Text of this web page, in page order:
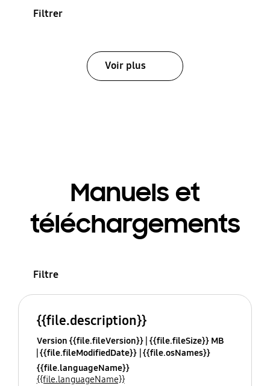
Filtrer
Voir plus
Manuels et
téléchargements
Filtre
{{file.description}}
Version {{file.fileVersion}} {{file.fileSize}} MB
{{file.fileModifiedDate}} {{file.osNames}}
{{file.languageName}}
{{file.languageName}}